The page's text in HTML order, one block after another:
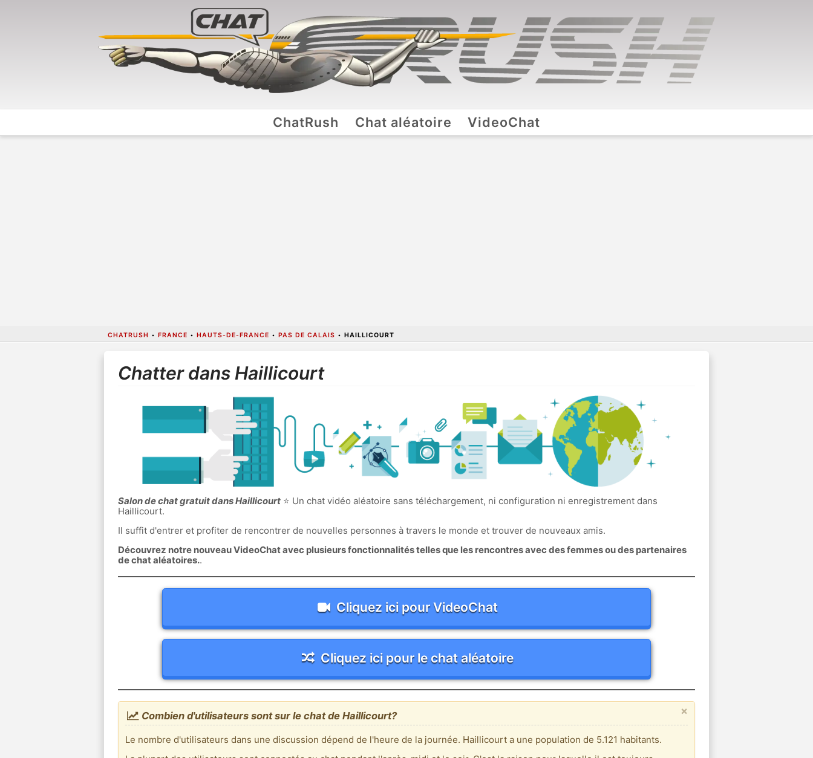
ChatRush Chat aléatoire VideoChat
CHATRUSH • FRANCE • HAUTS-DE-FRANCE • PAS DE CALAIS • HAILLICOURT
Chatter dans Haillicourt
Salon de chat gratuit dans Haillicourt⭐ Un chat vidéo aléatoire sans téléchargement, ni configuration ni enregistrement dans
Haillicourt.
Il suffit d'entrer et profiter de rencontrer de nouvelles personnes à travers le monde et trouver de nouveaux amis.
Découvrez notre nouveau VideoChat avec plusieurs fonctionnalités telles que les rencontres avec des femmes ou des partenaires
de chat aléatoires..
Cliquez ici pour VideoChat
Cliquez ici pour le chat aléatoire
×
Combien d'utilisateurs sont sur le chat de Haillicourt?
Le nombre d'utilisateurs dans une discussion dépend de l'heure de la journée. Haillicourt a une population de 5.121 habitants.